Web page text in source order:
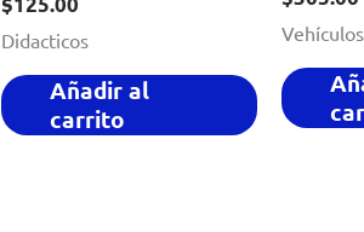
Didacticos
Añadir al
carrito